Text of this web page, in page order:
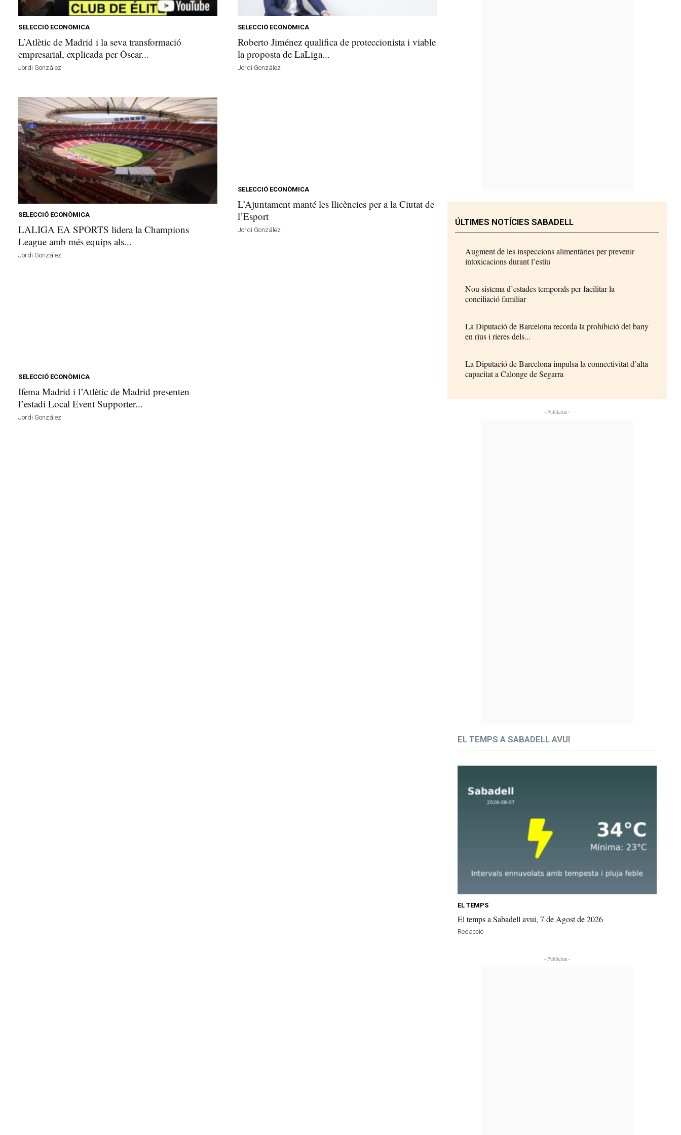
SELECCIÓ ECONÒMICA
L’Atlètic de Madrid i la seva transformació
empresarial, explicada per Óscar...
Jordi González
SELECCIÓ ECONÒMICA
Roberto Jiménez qualifica de proteccionista i viable
la proposta de LaLiga...
Jordi González
SELECCIÓ ECONÒMICA
LALIGA EA SPORTS lidera la Champions
League amb més equips als...
Jordi González
SELECCIÓ ECONÒMICA
L’Ajuntament manté les llicències per a la Ciutat de
l’Esport
Jordi González
SELECCIÓ ECONÒMICA
Ifema Madrid i l’Atlètic de Madrid presenten
l’estadi Local Event Supporter...
Jordi González
ÚLTIMES NOTÍCIES SABADELL
Augment de les inspeccions alimentàries per prevenir
intoxicacions durant l’estiu
Nou sistema d’estades temporals per facilitar la
conciliació familiar
La Diputació de Barcelona recorda la prohibició del bany
en rius i rieres dels...
La Diputació de Barcelona impulsa la connectivitat d’alta
capacitat a Calonge de Segarra
- Publicitat -
EL TEMPS A SABADELL AVUI
EL TEMPS
El temps a Sabadell avui, 7 de Agost de 2026
Redacció
- Publicitat -